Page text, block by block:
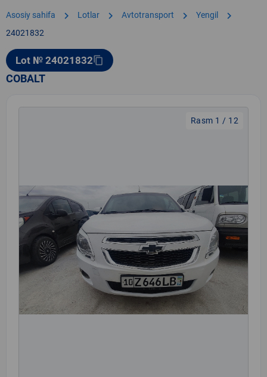
Asosiy sahifa chevron_right Lotlar chevron_right Avtotransport chevron_right Yengil chevron_right
24021832
Lot № 24021832content_copy
COBALT
Rasm 1 / 12